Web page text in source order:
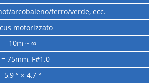
arcobaleno/ferro/verde, ecc.
motorizzato
10m ~ ∞
= 75mm, F#1.0
5,9 ° × 4,7 °